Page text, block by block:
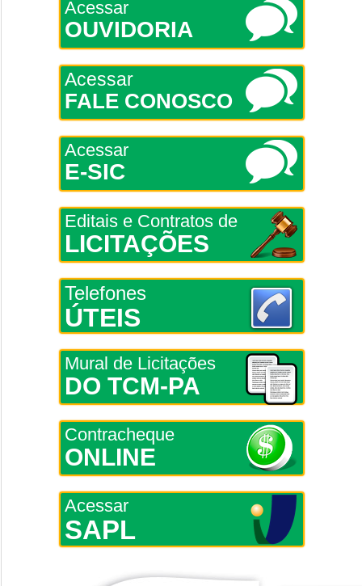
Acessar
OUVIDORIA
Acessar
FALE CONOSCO
Acessar
E-SIC
Editais e Contratos de
LICITAÇÕES
Telefones
ÚTEIS
Mural de Licitações
DO TCM-PA
Contracheque
ONLINE
Acessar
SAPL